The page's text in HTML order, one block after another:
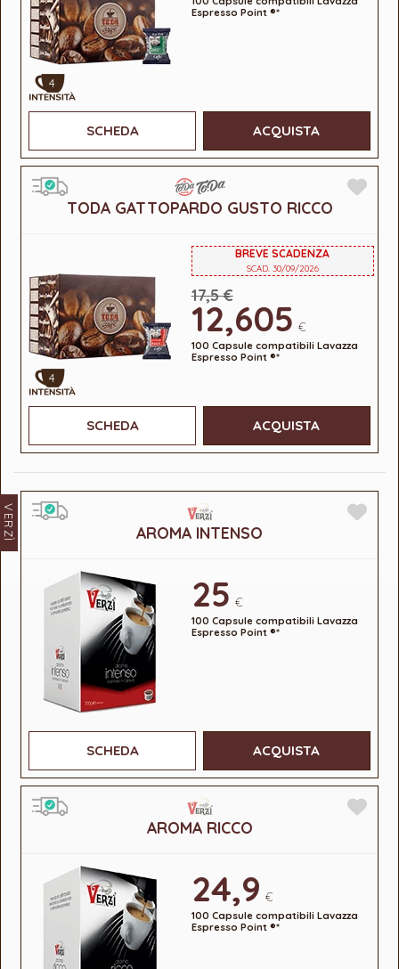
4
Espresso Point ®*
SCHEDA ACQUISTA
TODA GATTOPARDO GUSTO RICCO
4
BREVE SCADENZA
SCAD. 30/09/2026
17,5 €
12,605 €
100 Capsule compatibili Lavazza
Espresso Point ®*
SCHEDA ACQUISTA
VERZÌ AROMA INTENSO
25 €
100 Capsule compatibili Lavazza
Espresso Point ®*
SCHEDA ACQUISTA
AROMA RICCO
24,9 €
100 Capsule compatibili Lavazza
Espresso Point ®*